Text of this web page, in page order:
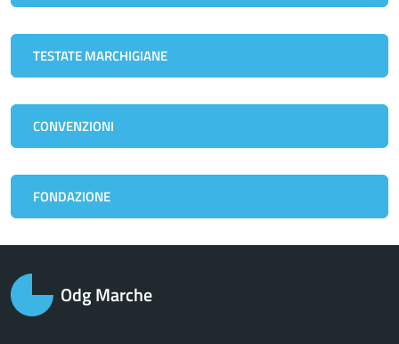
TESTATE MARCHIGIANE
CONVENZIONI
FONDAZIONE
Odg Marche